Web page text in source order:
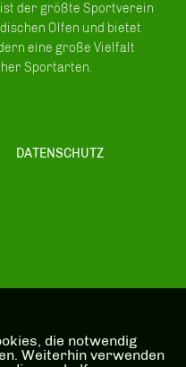
ist der größte Sportverein
Olfen und bietet
eine große Vielfalt
Sportarten.
DATENSCHUTZ
die notwendig
Weiterhin verwenden